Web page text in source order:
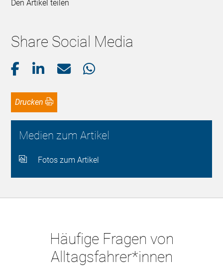
Den Artikel teilen
Share Social Media
Drucken
Medien zum Artikel
Fotos zum Artikel
Häufige Fragen von
Alltagsfahrer*innen